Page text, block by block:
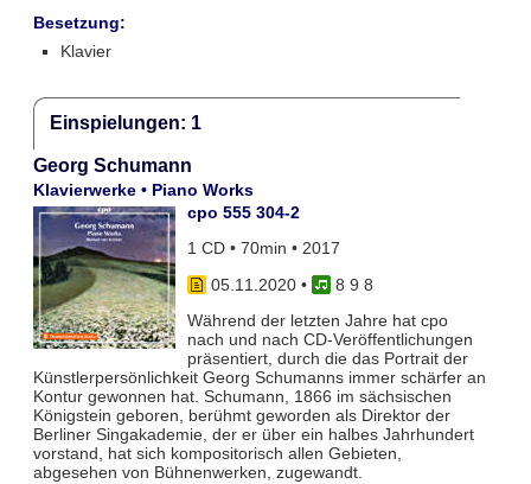
Besetzung:
Klavier
Einspielungen: 1
Georg Schumann
Klavierwerke • Piano Works
cpo 555 304-2
1 CD • 70min • 2017
05.11.2020•
8 9 8
Während der letzten Jahre hat cpo
nach und nach CD-Veröffentlichungen
präsentiert, durch die das Portrait der
Künstlerpersönlichkeit Georg Schumanns immer schärfer an
Kontur gewonnen hat. Schumann, 1866 im sächsischen
Königstein geboren, berühmt geworden als Direktor der
Berliner Singakademie, der er über ein halbes Jahrhundert
vorstand, hat sich kompositorisch allen Gebieten,
abgesehen von Bühnenwerken, zugewandt.